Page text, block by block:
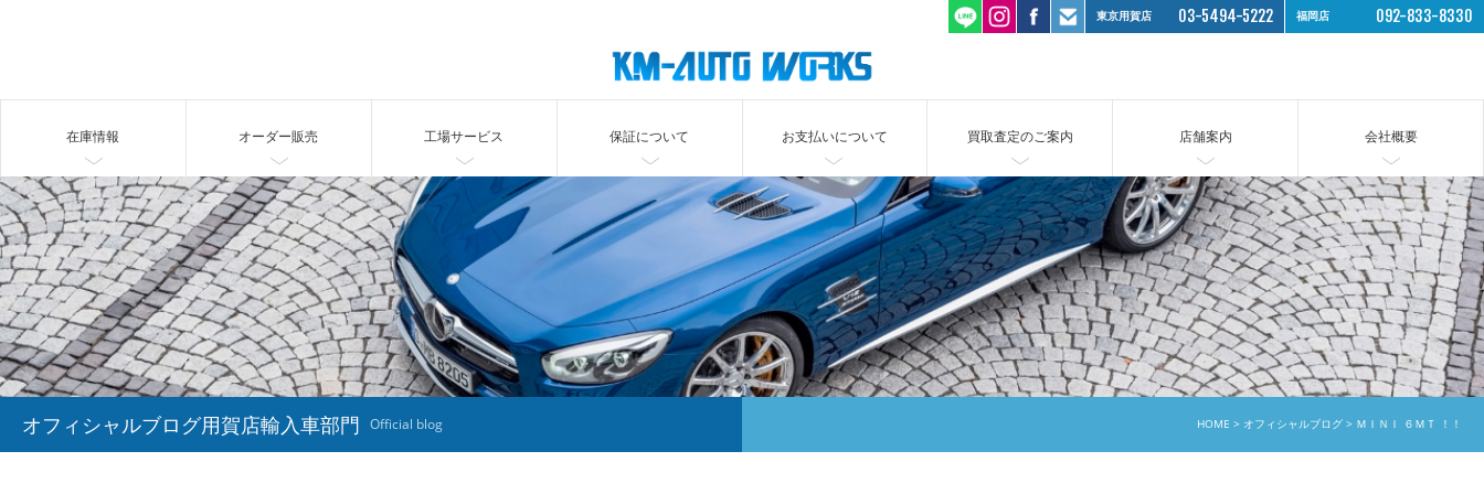
東京用賀店 03-5494-5222 福岡店 092-833-8330
在庫情報 オーダー販売 工場サービス 保証について お支払いについて 買取査定のご案内 店舗案内 会社概要
オフィシャルブログ用賀店輸入車部門 Official blog HOME オフィシャルブログ ＭＩＮＩ ６ＭＴ ！！